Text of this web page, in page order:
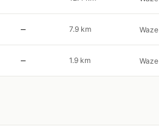
— 7.9 km Waze
— 1.9 km Waze